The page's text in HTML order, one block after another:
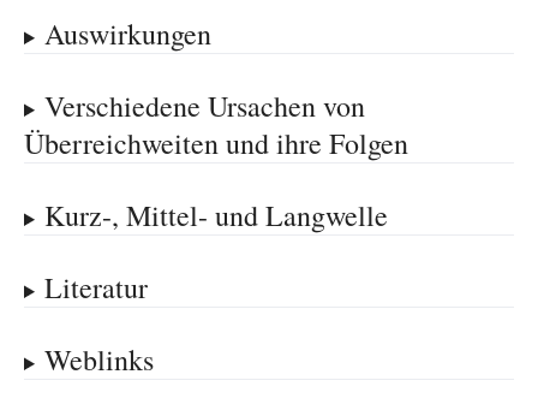
Auswirkungen
Verschiedene Ursachen von
Überreichweiten und ihre Folgen
Kurz-, Mittel- und Langwelle
Literatur
Weblinks